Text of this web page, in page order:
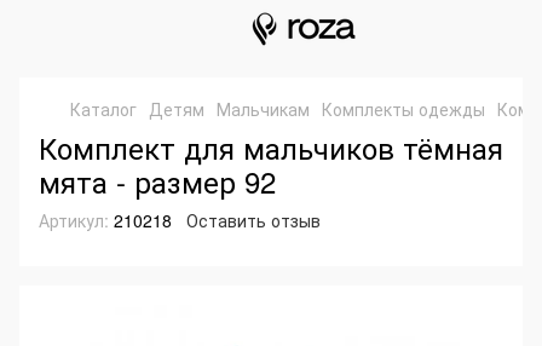
Каталог Детям Мальчикам Комплекты одежды
Комплект для мальчиков тёмная
мята - размер 92
Артикул: 210218 Оставить отзыв